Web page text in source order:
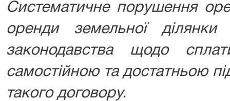
Систематичне порушення
оренди земельної
законодавства щодо
самостійною та достатньою
такого договору.